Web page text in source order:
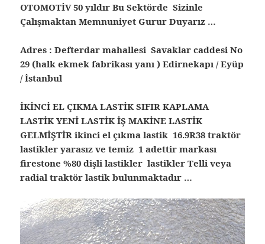
OTOMOTİV 50 yıldır Bu Sektörde Sizinle
Çalışmaktan Memnuniyet Gurur Duyarız …
Adres : Defterdar mahallesi Savaklar caddesi No
29 (halk ekmek fabrikası yanı ) Edirnekapı / Eyüp
/ İstanbul
İKİNCİ EL ÇIKMA LASTİK SIFIR KAPLAMA
LASTİK YENİ LASTİK İŞ MAKİNE LASTİK
GELMİŞTİR ikinci el çıkma lastik 16.9R38 traktör
lastikler yarasız ve temiz 1 adettir markası
firestone %80 dişli lastikler lastikler Telli veya
radial traktör lastik bulunmaktadır …